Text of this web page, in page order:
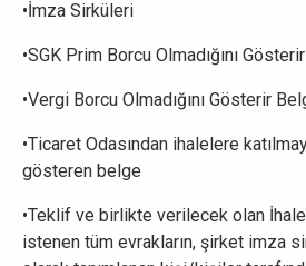
•İmza Sirküleri
•SGK Prim Borcu Olmadığını
•Vergi Borcu Olmadığını Gösterir
•Ticaret Odasından ihalelere
gösteren belge
•Teklif ve birlikte verilecek olan
istenen tüm evrakların, şirket imza